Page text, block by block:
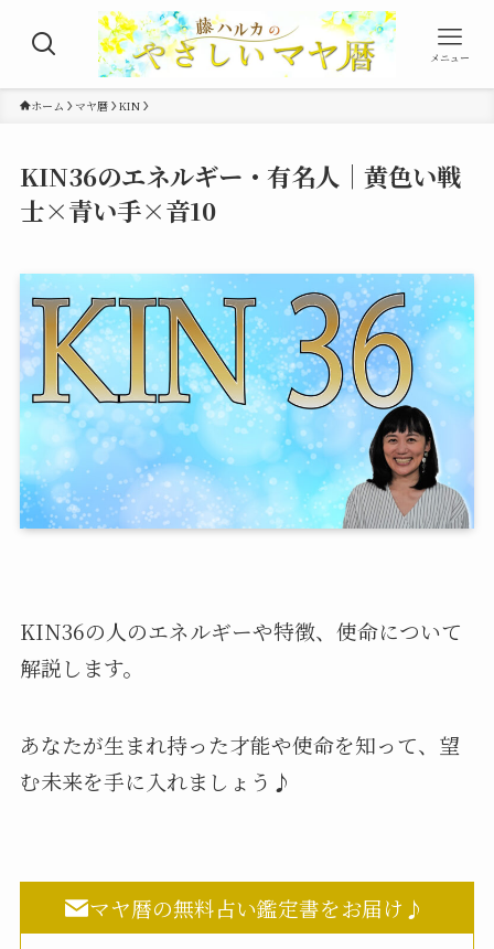
メニュー
ホーム マヤ暦 KIN
KIN36のエネルギー・有名人｜黄色い戦
士×青い手×音10
KIN36の人のエネルギーや特徴、使命について
解説します。
あなたが生まれ持った才能や使命を知って、望
む未来を手に入れましょう♪
マヤ暦の無料占い鑑定書をお届け♪